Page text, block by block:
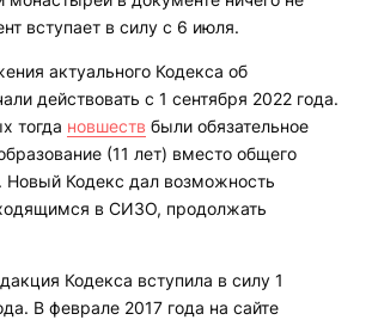
вступает в силу с 6 июля.
актуального Кодекса об
действовать с 1 сентября 2022 года.
тогда новшеств были обязательное
(11 лет) вместо общего
Новый Кодекс дал возможность
в СИЗО, продолжать
Кодекса вступила в силу 1
В феврале 2017 года на сайте